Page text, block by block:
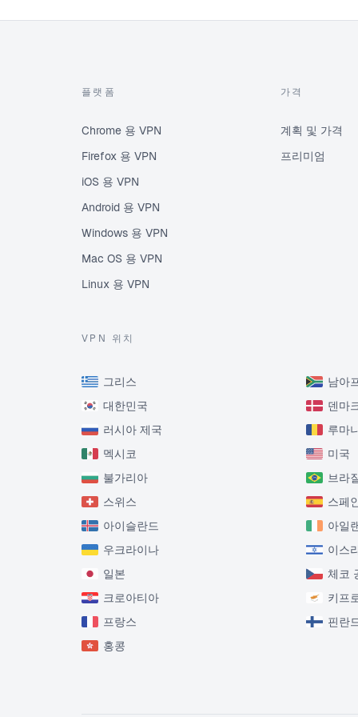
플랫폼
Chrome 용 VPN
Firefox 용 VPN
iOS 용 VPN
Android 용 VPN
Windows 용 VPN
Mac OS 용 VPN
Linux 용 VPN
가격
계획 및 가격
프리미엄
VPN 위치
그리스 남아
대한민국
덴마
러시아 제국
루마
멕시코
미국
불가리아
브라
스위스
스페
아이슬란드
아일
우크라이나
이스
일본
체코
크로아티아
키프
프랑스
핀란
홍콩